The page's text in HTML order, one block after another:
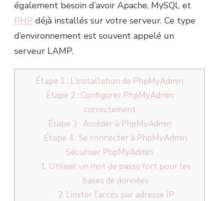
également besoin d’avoir Apache, MySQL et
PHP déjà installés sur votre serveur. Ce type
d’environnement est souvent appelé un
serveur LAMP.
Étape 1 : L’installation de PhpMyAdmin
Étape 2 : Configurer PhpMyAdmin
correctement
Étape 3 : Accéder à PhpMyAdmin
Étape 4 : Se connecter à PhpMyAdmin
Sécuriser PhpMyAdmin
1. Utiliser un mot de passe fort pour les
bases de données
2. Limiter l’accès par adresse IP